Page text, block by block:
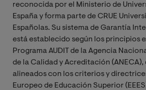
reconocida por el Ministerio de
España y forma parte de CRUE
Españolas. Su sistema de Garantía
está establecido según los principios
Programa AUDIT de la Agencia
de la Calidad y Acreditación (ANECA),
alineados con los criterios y
Europeo de Educación Superior